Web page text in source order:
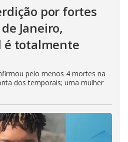
por fortes
Janeiro,
é totalmente
pelo menos 4 mortes na
dos temporais; uma mulher